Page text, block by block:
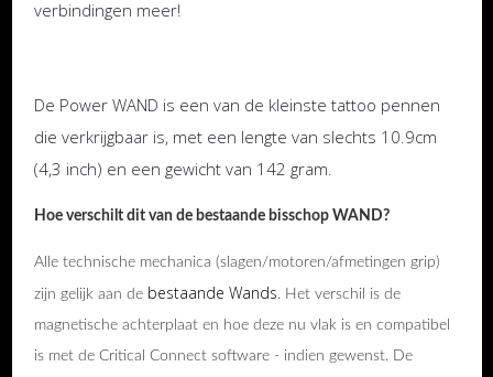
verbindingen meer!
De Power WAND is een van de kleinste tattoo pennen
die verkrijgbaar is, met een lengte van slechts 10.9cm
(4,3 inch) en een gewicht van 142 gram.
Hoe verschilt dit van de bestaande bisschop WAND?
Alle technische mechanica (slagen/motoren/afmetingen grip)
zijn gelijk aan de bestaande Wands. Het verschil is de
magnetische achterplaat en hoe deze nu vlak is en compatibel
is met de Critical Connect software - indien gewenst. De